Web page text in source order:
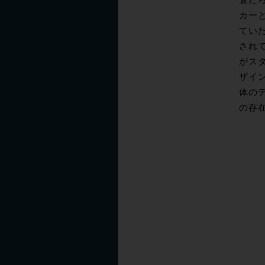
カー
てい
され
がス
ザイ
体の
の存